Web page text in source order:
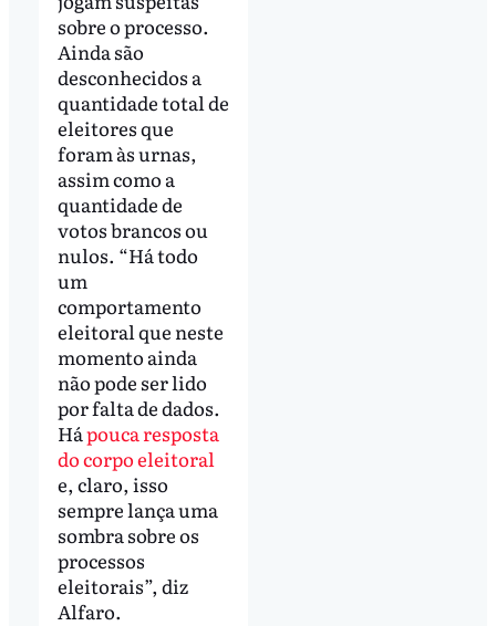
sobre o processo.
Ainda são
desconhecidos a
quantidade total de
eleitores que
foram às urnas,
assim como a
quantidade de
votos brancos ou
nulos. “Há todo
um
comportamento
eleitoral que neste
momento ainda
não pode ser lido
por falta de dados.
Hápouca resposta
do corpo eleitoral
e, claro, isso
sempre lança uma
sombra sobre os
processos
eleitorais”, diz
Alfaro.